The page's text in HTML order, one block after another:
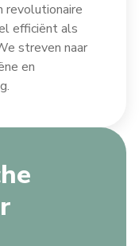
revolutionaire
efficiënt als
streven naar
en